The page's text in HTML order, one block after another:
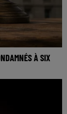
À SIX